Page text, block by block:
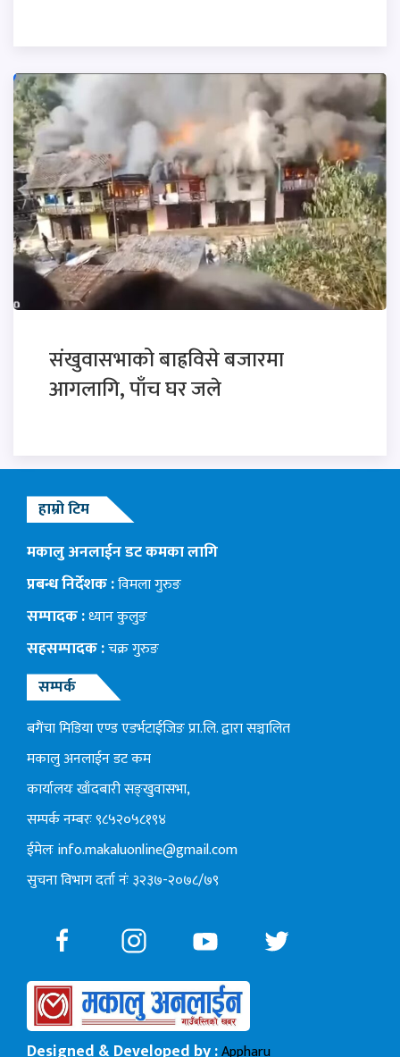
संखुवासभाको बाह्रविसे बजारमा
आगलागि, पाँच घर जले
हाम्रो टिम
मकालु अनलाईन डट कमका लागि
प्रबन्ध निर्देशक :विमला गुरुङ
सम्पादक :ध्यान कुलुङ
सहसम्पादक :चक्र गुरुङ
सम्पर्क
बगैंचा मिडिया एण्ड एडर्भटाईजिङ प्रा.लि. द्वारा सञ्चालित
मकालु अनलाईन डट कम
कार्यालयः खाँदबारी सङ्खुवासभा,
सम्पर्क नम्बरः ९८५२०५८१९४
ईमेलःinfo.makaluonline@gmail.com
सुचना विभाग दर्ता नंः ३२३७-२०७८/७९
Designed & Developed by :Appharu